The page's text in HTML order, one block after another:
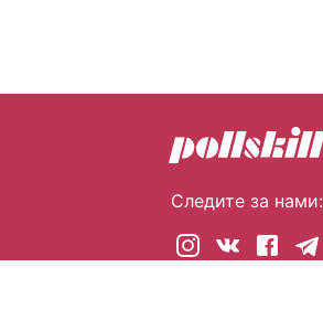
Следите за нами: